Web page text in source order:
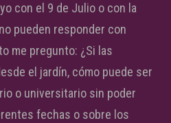
con el 9 de Julio o con la
pueden responder con
me pregunto: ¿Si las
el jardín, cómo puede ser
o universitario sin poder
fechas o sobre los